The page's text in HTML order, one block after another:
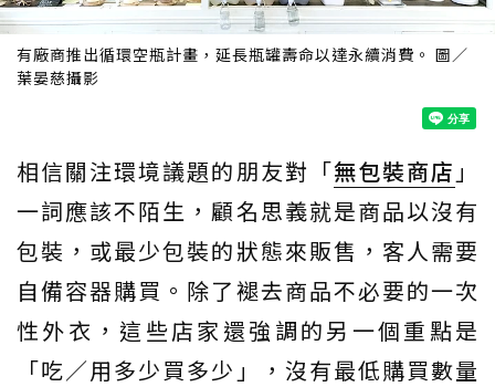
有廠商推出循環空瓶計畫，延長瓶罐壽命以達永續消費。 圖／
葉晏慈攝影
相信關注環境議題的朋友對「無包裝商店 」
一詞應該不陌生，顧名思義就是商品以沒有
包裝，或最少包裝的狀態來販售，客人需要
自備容器購買。除了褪去商品不必要的一次
性外衣，這些店家還強調的另一個重點是
「吃／用多少買多少」，沒有最低購買數量